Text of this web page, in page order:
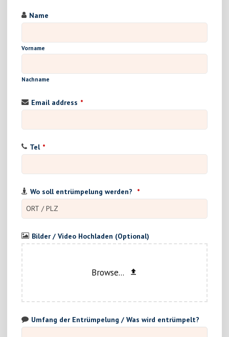
Name
Vorname
Nachname
Email address *
Tel *
Wo soll entrümpelung werden? *
Bilder / Video Hochladen (Optional)
Browse...
Umfang der Entrümpelung / Was wird entrümpelt?